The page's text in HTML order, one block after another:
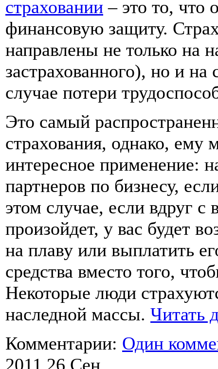
страховании – это то, что
финансовую защиту.
направлены не только на
застрахованного), но и на
случае потери
Это самый
страхования, однако, ему
интересное применение:
партнеров по бизнесу,
этом случае, если вдруг
произойдет, у вас будет
на плаву или выплатить
средства вместо того,
Некоторые люди
наследной массы. Читать
Комментарии: Один
2011 26 Сен